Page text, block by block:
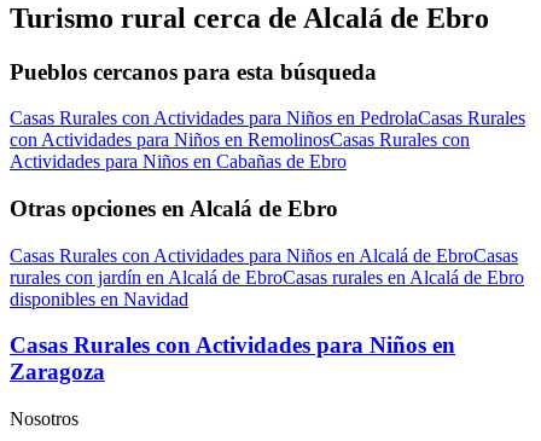
Turismo rural cerca de Alcalá de Ebro
Pueblos cercanos para esta búsqueda
Casas Rurales con Actividades para Niños en PedrolaCasas Rurales
con Actividades para Niños en RemolinosCasas Rurales con
Actividades para Niños en Cabañas de Ebro
Otras opciones en Alcalá de Ebro
Casas Rurales con Actividades para Niños en Alcalá de EbroCasas
rurales con jardín en Alcalá de EbroCasas rurales en Alcalá de Ebro
disponibles en Navidad
Casas Rurales con Actividades para Niños en
Zaragoza
Nosotros